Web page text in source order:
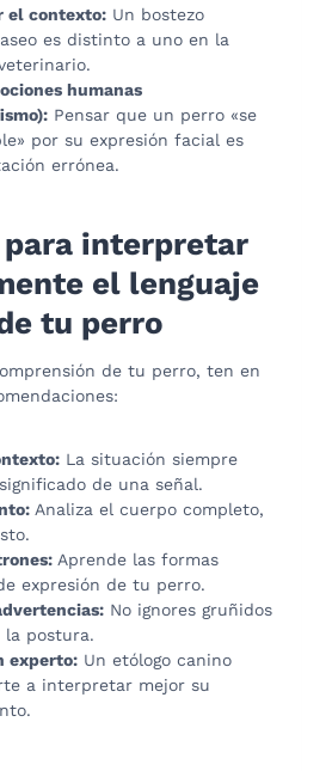
el contexto: Un bostezo
es distinto a uno en la
humanas
Pensar que un perro «se
por su expresión facial es
errónea.
para interpretar
el lenguaje
tu perro
de tu perro, ten en
La situación siempre
de una señal.
Analiza el cuerpo completo,
Aprende las formas
expresión de tu perro.
No ignores gruñidos
la postura.
experto: Un etólogo canino
a interpretar mejor su